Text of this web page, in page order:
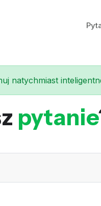
natychmiast
pytanie